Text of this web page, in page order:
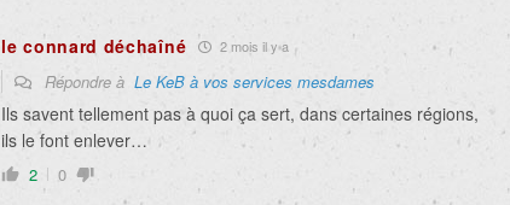
le connard déchaîné 2 mois il y a
Répondre à Le KeB à vos services mesdames
Ils savent tellement pas à quoi ça sert, dans certaines régions,
ils le font enlever…
2 0